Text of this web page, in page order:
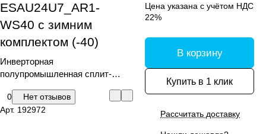
ESAU24U7_AR1-
WS40 с зимним
комплектом (-40)
Инверторная
полупромышленная сплит-
зимним комплектом (-40)
0
Нет отзывов
Арт. 192972
Цена указана с учётом НДС
22%
В корзину
Купить в 1 клик
Рассчитать доставку